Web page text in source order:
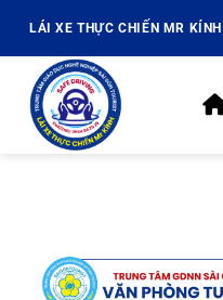
dung
LÁI XE THỰC CHIẾN MR KÍNH